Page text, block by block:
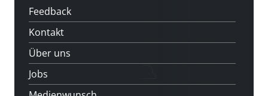
Feedback
Kontakt
Über uns
Jobs